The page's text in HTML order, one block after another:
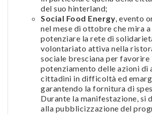
del suo hinterland;
Social Food Energy, evento
nel mese di ottobre che mira
potenziare la rete di
volontariato attiva nella
sociale bresciana per favorire
potenziamento delle azioni di
cittadini in difficoltà ed
garantendo la fornitura di
Durante la manifestazione, si
alla pubblicizzazione del